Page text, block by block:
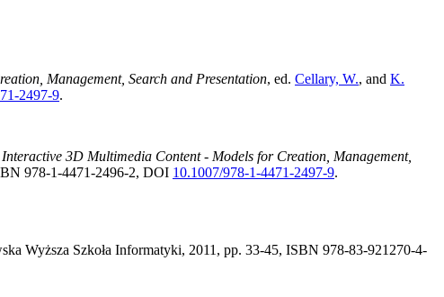
Management, Search and Presentation, ed. Cellary, W., and K.
2497-9.
Interactive 3D Multimedia Content - Models for Creation, Management,
978-1-4471-2496-2, DOI 10.1007/978-1-4471-2497-9.
Wyższa Szkoła Informatyki, 2011, pp. 33-45, ISBN 978-83-921270-4-